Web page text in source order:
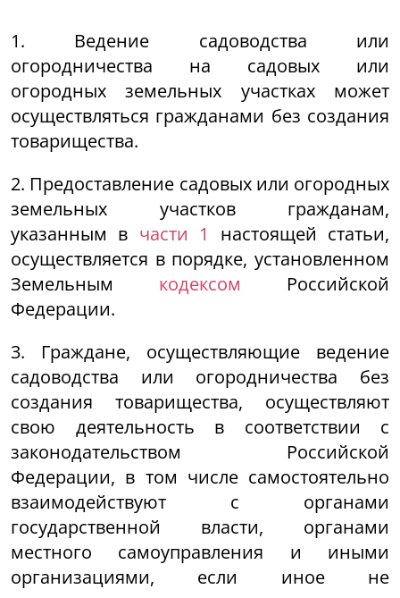
1. Ведение садоводства или
огородничества на садовых или
огородных земельных участках может
осуществляться гражданами без создания
товарищества.
2. Предоставление садовых или огородных
земельных участков гражданам,
указанным в части 1
настоящей статьи,
осуществляется в порядке, установленном
Земельным кодексом Российской
Федерации.
3. Граждане, осуществляющие ведение
садоводства или огородничества без
создания товарищества, осуществляют
свою деятельность в соответствии с
законодательством Российской
Федерации, в том числе самостоятельно
взаимодействуют с органами
государственной власти, органами
местного самоуправления и иными
организациями, если иное не